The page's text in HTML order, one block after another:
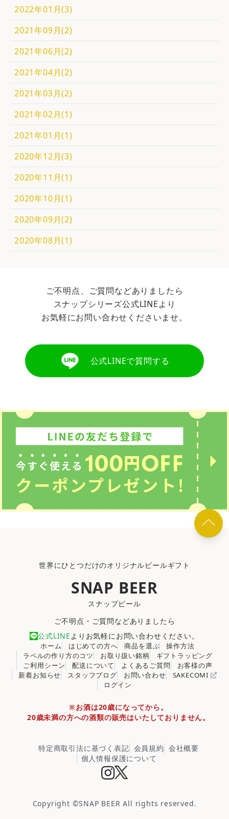
2022年01月(3)
2021年09月(2)
2021年06月(2)
2021年04月(2)
2021年03月(2)
2021年02月(1)
2021年01月(1)
2020年12月(3)
2020年11月(1)
2020年10月(1)
2020年09月(2)
2020年08月(1)
ご不明点、ご質問などありましたら
スナップシリーズ公式LINEより
お気軽にお問い合わせくださいませ。
公式LINEで質問する
世界にひとつだけのオリジナルビールギフト
SNAP BEER
スナップビール
ご不明点・ご質問などありましたら
公式LINEよりお気軽にお問い合わせください。
ホーム はじめての方へ 商品を選ぶ
操作方法
ラベルの作り方のコツ
お取り扱い銘柄
ギフトラッピング
ご利用シーン
配送について よくあるご質問
お客様の声
新着お知らせ
スタッフブログ お問い合わせ
SAKECOMI
ログイン
※お酒は20歳になってから。
20歳未満の方への酒類の販売はいたしておりません。
特定商取引法に基づく表記 会員規約 会社概要
個人情報保護について
Copyright ©SNAP BEER All rights reserved.